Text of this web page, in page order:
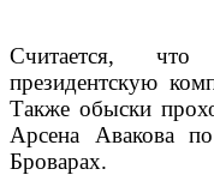
Считается, что
президентскую
Также обыски
Арсена Авакова
Броварах.